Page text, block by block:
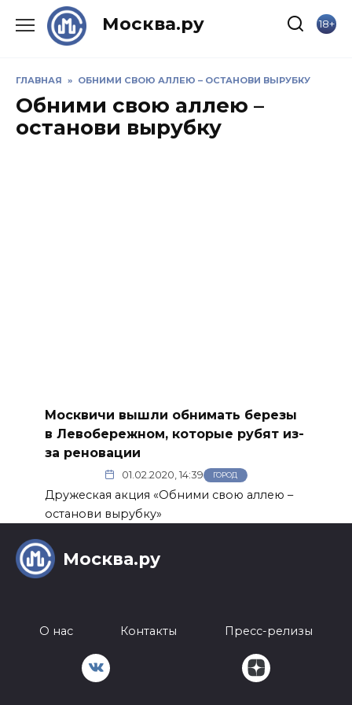
Москва.ру 18+
ГЛАВНАЯ » ОБНИМИ СВОЮ АЛЛЕЮ – ОСТАНОВИ ВЫРУБКУ
Обними свою аллею –
останови вырубку
Москвичи вышли обнимать березы
в Левобережном, которые рубят из-
за реновации
01.02.2020, 14:39 ГОРОД
Дружеская акция «Обними свою аллею –
останови вырубку»
Москва.ру
О нас Контакты Пресс-релизы